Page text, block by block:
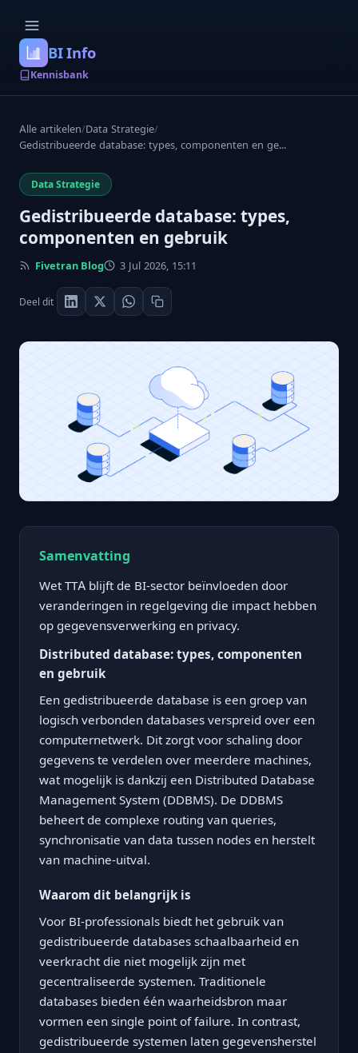
BI Info
Kennisbank
Alle artikelen/Data Strategie/
Gedistribueerde database: types, componenten en ge...
Data Strategie
Gedistribueerde database: types,
componenten en gebruik
Fivetran Blog 3 Jul 2026, 15:11
Deel dit
Samenvatting
Wet TTA blijft de BI-sector beïnvloeden door
veranderingen in regelgeving die impact hebben
op gegevensverwerking en privacy.
Distributed database: types, componenten
en gebruik
Een gedistribueerde database is een groep van
logisch verbonden databases verspreid over een
computernetwerk. Dit zorgt voor schaling door
gegevens te verdelen over meerdere machines,
wat mogelijk is dankzij een Distributed Database
Management System (DDBMS). De DDBMS
beheert de complexe routing van queries,
synchronisatie van data tussen nodes en herstelt
van machine-uitval.
Waarom dit belangrijk is
Voor BI-professionals biedt het gebruik van
gedistribueerde databases schaalbaarheid en
veerkracht die niet mogelijk zijn met
gecentraliseerde systemen. Traditionele
databases bieden één waarheidsbron maar
vormen een single point of failure. In contrast,
gedistribueerde systemen laten gegevensherstel